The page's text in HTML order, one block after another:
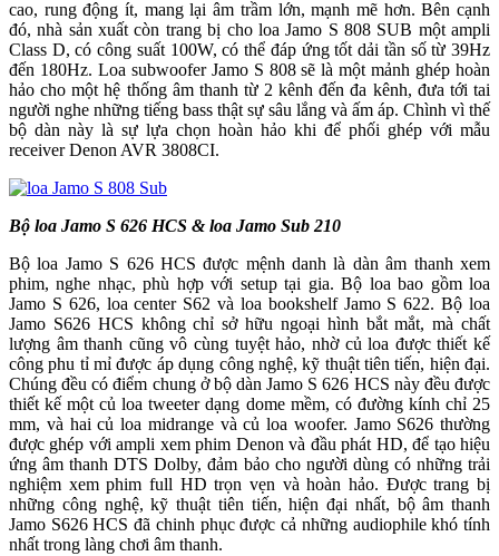
cao, rung động ít, mang lại âm trầm lớn, mạnh mẽ hơn. Bên cạnh
đó, nhà sản xuất còn trang bị cho loa Jamo S 808 SUB một ampli
Class D, có công suất 100W, có thể đáp ứng tốt dải tần số từ 39Hz
đến 180Hz. Loa subwoofer Jamo S 808 sẽ là một mảnh ghép hoàn
hảo cho một hệ thống âm thanh từ 2 kênh đến đa kênh, đưa tới tai
người nghe những tiếng bass thật sự sâu lắng và ấm áp. Chình vì thế
bộ dàn này là sự lựa chọn hoàn hảo khi để phối ghép với mẫu
receiver Denon AVR 3808CI.
Bộ loa Jamo S 626 HCS & loa Jamo Sub 210
Bộ loa Jamo S 626 HCS được mệnh danh là dàn âm thanh xem
phim, nghe nhạc, phù hợp với setup tại gia. Bộ loa bao gồm loa
Jamo S 626, loa center S62 và loa bookshelf Jamo S 622. Bộ loa
Jamo S626 HCS không chỉ sở hữu ngoại hình bắt mắt, mà chất
lượng âm thanh cũng vô cùng tuyệt hảo, nhờ củ loa được thiết kế
công phu tỉ mỉ được áp dụng công nghệ, kỹ thuật tiên tiến, hiện đại.
Chúng đều có điểm chung ở bộ dàn Jamo S 626 HCS này đều được
thiết kế một củ loa tweeter dạng dome mềm, có đường kính chỉ 25
mm, và hai củ loa midrange và củ loa woofer. Jamo S626 thường
được ghép với ampli xem phim Denon và đầu phát HD, để tạo hiệu
ứng âm thanh DTS Dolby, đảm bảo cho người dùng có những trải
nghiệm xem phim full HD trọn vẹn và hoàn hảo. Được trang bị
những công nghệ, kỹ thuật tiên tiến, hiện đại nhất, bộ âm thanh
Jamo S626 HCS đã chinh phục được cả những audiophile khó tính
nhất trong làng chơi âm thanh.